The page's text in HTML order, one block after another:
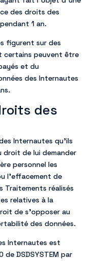
des droits des
1 an.
figurent sur des
certains peuvent être
et du
des Internautes
des
Internautes qu’ils
droit de lui demander
personnel les
l’effacement de
Traitements réalisés
relatives à la
de s’opposer au
des données.
Internautes est
DSDSYSTEM par